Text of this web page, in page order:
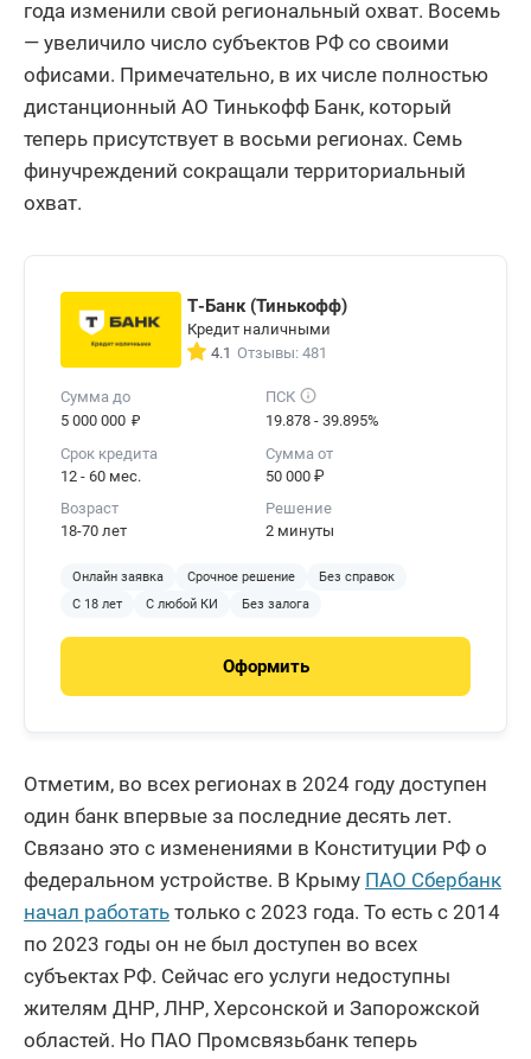
года изменили свой региональный охват. Восемь
— увеличило число субъектов РФ со своими
офисами. Примечательно, в их числе полностью
дистанционный АО Тинькофф Банк, который
теперь присутствует в восьми регионах. Семь
финучреждений сокращали территориальный
охват.
Т-Банк (Тинькофф)
Кредит наличными
4.1 Отзывы: 481
Сумма до
5 000 000 ₽
ПСК
19.878 - 39.895%
Срок кредита
12 - 60 мес.
Сумма от
50 000 ₽
Возраст
18-70 лет
Решение
2 минуты
Онлайн заявка Срочное решение
Без справок
С 18 лет
С любой КИ Без залога
Оформить
Отметим, во всех регионах в 2024 году доступен
один банк впервые за последние десять лет.
Связано это с изменениями в Конституции РФ о
федеральном устройстве. В Крыму ПАО Сбербанк
начал работать только с 2023 года. То есть с 2014
по 2023 годы он не был доступен во всех
субъектах РФ. Сейчас его услуги недоступны
жителям ДНР, ЛНР, Херсонской и Запорожской
областей. Но ПАО Промсвязьбанк теперь